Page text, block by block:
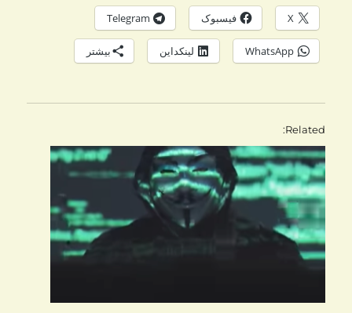
X فیسبوک Telegram
WhatsApp لینکداین بیشتر
Related